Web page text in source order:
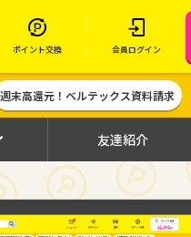
ポイント交換 会員ログイン
週末高還元！ベルテックス資料請求
友達紹介